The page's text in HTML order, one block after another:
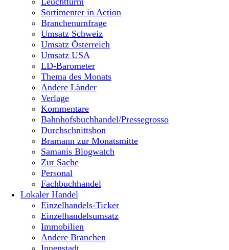
Sortimenter in Action
Branchenumfrage
Umsatz Schweiz
Umsatz Österreich
Umsatz USA
LD-Barometer
Thema des Monats
Andere Länder
Verlage
Kommentare
Bahnhofsbuchhandel/Pressegrosso
Durchschnittsbon
Bramann zur Monatsmitte
Samanis Blogwatch
Zur Sache
Personal
Fachbuchhandel
Lokaler Handel
Einzelhandels-Ticker
Einzelhandelsumsatz
Immobilien
Andere Branchen